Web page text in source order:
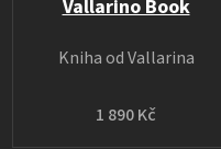
Vallarino Book
1 890 Kč
Kniha od Vallarina